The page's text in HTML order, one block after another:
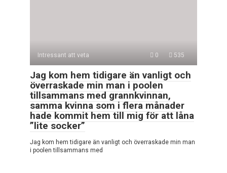
Intressant att veta 0 535
Jag kom hem tidigare än vanligt och
överraskade min man i poolen
tillsammans med grannkvinnan,
samma kvinna som i flera månader
hade kommit hem till mig för att låna
”lite socker”
Jag kom hem tidigare än vanligt och överraskade min man
i poolen tillsammans med